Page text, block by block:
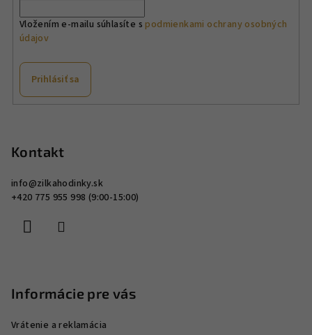
Vložením e-mailu súhlasíte spodmienkami ochrany osobných
údajov
Prihlásiť sa
Kontakt
info@zilkahodinky.sk
+420 775 955 998 (9:00-15:00)
Informácie pre vás
Vrátenie a reklamácia